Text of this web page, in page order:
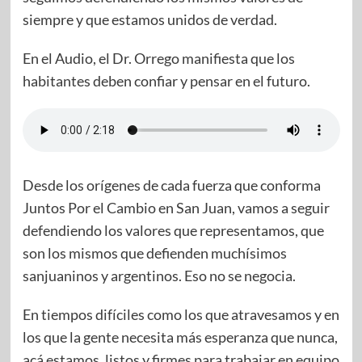
siempre y que estamos unidos de verdad.
En el Audio, el Dr. Orrego manifiesta que los
habitantes deben confiar y pensar en el futuro.
Desde los orígenes de cada fuerza que conforma
Juntos Por el Cambio en San Juan, vamos a seguir
defendiendo los valores que representamos, que
son los mismos que defienden muchísimos
sanjuaninos y argentinos. Eso no se negocia.
En tiempos difíciles como los que atravesamos y en
los que la gente necesita más esperanza que nunca,